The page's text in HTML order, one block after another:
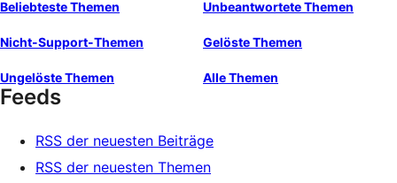
Beliebteste Themen Unbeantwortete Themen
Nicht-Support-Themen Gelöste Themen
Ungelöste Themen Alle Themen
Feeds
RSS der neuesten Beiträge
RSS der neuesten Themen